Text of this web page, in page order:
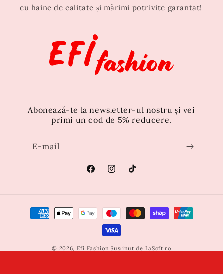
cu haine de calitate și mărimi potrivite garantat!
Abonează-te la newsletter-ul nostru și vei
primi un cod de 5% reducere.
E-mail
FacebookInstagramTikTok
Metode
© 2026, Efi Fashion Susținut de LaSoft.ro